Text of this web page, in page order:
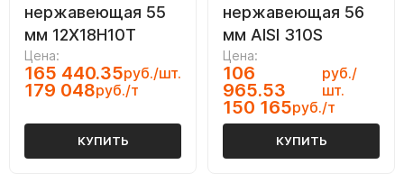
нержавеющая 55
мм 12Х18Н10Т
Цена:
165 440.35руб./шт.
179 048руб./т
КУПИТЬ
нержавеющая 56
мм AISI 310S
Цена:
106
965.53
руб./
шт.
150 165руб./т
КУПИТЬ